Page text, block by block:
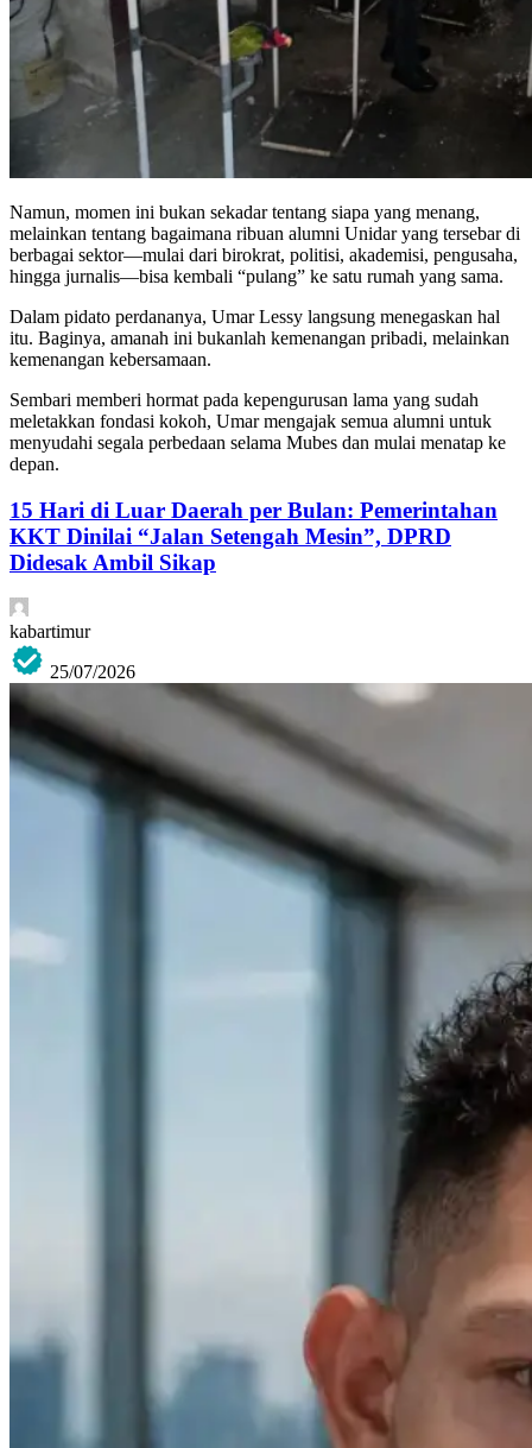
Namun, momen ini bukan sekadar tentang siapa yang menang,
melainkan tentang bagaimana ribuan alumni Unidar yang tersebar di
berbagai sektor—mulai dari birokrat, politisi, akademisi, pengusaha,
hingga jurnalis—bisa kembali “pulang” ke satu rumah yang sama.
Dalam pidato perdananya, Umar Lessy langsung menegaskan hal
itu. Baginya, amanah ini bukanlah kemenangan pribadi, melainkan
kemenangan kebersamaan.
Sembari memberi hormat pada kepengurusan lama yang sudah
meletakkan fondasi kokoh, Umar mengajak semua alumni untuk
menyudahi segala perbedaan selama Mubes dan mulai menatap ke
depan.
15 Hari di Luar Daerah per Bulan: Pemerintahan
KKT Dinilai “Jalan Setengah Mesin”, DPRD
Didesak Ambil Sikap
kabartimur
25/07/2026